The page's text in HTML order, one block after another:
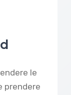
le
prendere